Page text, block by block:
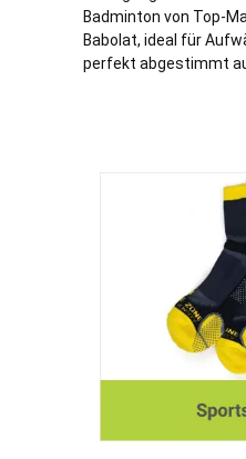
Badminton von Top-
Babolat, ideal für
perfekt abgestimmt